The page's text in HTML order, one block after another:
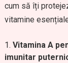
cum să îți
vitamine
Vitamina A
imunitar